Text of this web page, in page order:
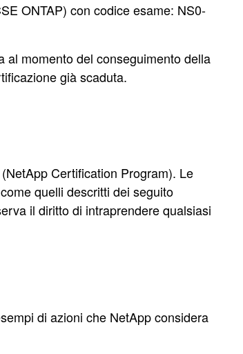
ONTAP) con codice esame: NS0-
momento del conseguimento della
già scaduta.
Certification Program). Le
quelli descritti dei seguito
il diritto di intraprendere qualsiasi
di azioni che NetApp considera